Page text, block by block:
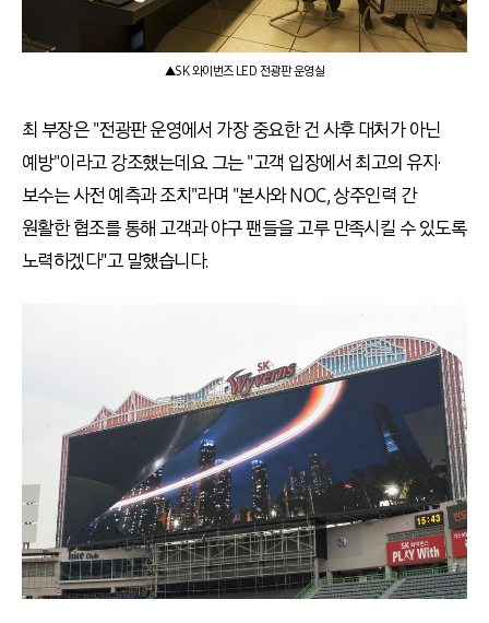
▲SK 와이번즈 LED 전광판 운영실
최 부장은 "전광판 운영에서 가장 중요한 건 사후 대처가 아닌
예방"이라고 강조했는데요. 그는 "고객 입장에서 최고의 유지·
보수는 사전 예측과 조치"라며 "본사와 NOC, 상주인력 간
원활한 협조를 통해 고객과 야구 팬들을 고루 만족시킬 수 있도록
노력하겠다"고 말했습니다.